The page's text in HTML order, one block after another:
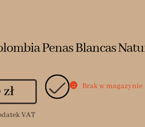
Penas Blancas
zł Brak w magazynie
VAT